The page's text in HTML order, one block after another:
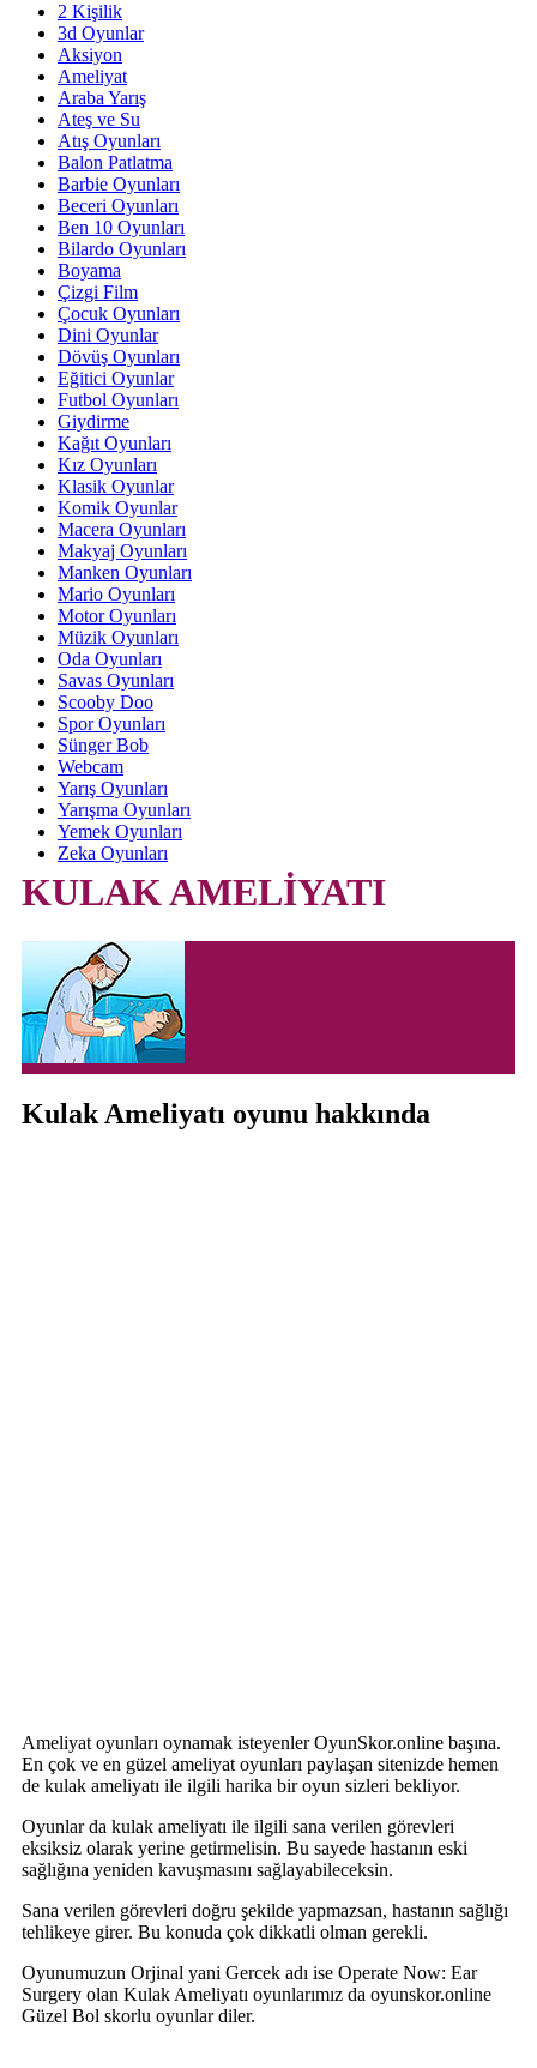
2 Kişilik
3d Oyunlar
Aksiyon
Ameliyat
Araba Yarış
Ateş ve Su
Atış Oyunları
Balon Patlatma
Barbie Oyunları
Beceri Oyunları
Ben 10 Oyunları
Bilardo Oyunları
Boyama
Çizgi Film
Çocuk Oyunları
Dini Oyunlar
Dövüş Oyunları
Eğitici Oyunlar
Futbol Oyunları
Giydirme
Kağıt Oyunları
Kız Oyunları
Klasik Oyunlar
Komik Oyunlar
Macera Oyunları
Makyaj Oyunları
Manken Oyunları
Mario Oyunları
Motor Oyunları
Müzik Oyunları
Oda Oyunları
Savas Oyunları
Scooby Doo
Spor Oyunları
Sünger Bob
Webcam
Yarış Oyunları
Yarışma Oyunları
Yemek Oyunları
Zeka Oyunları
KULAK AMELİYATI
Kulak Ameliyatı oyunu hakkında
Ameliyat oyunları oynamak isteyenler OyunSkor.online başına.
En çok ve en güzel ameliyat oyunları paylaşan sitenizde hemen
de kulak ameliyatı ile ilgili harika bir oyun sizleri bekliyor.
Oyunlar da kulak ameliyatı ile ilgili sana verilen görevleri
eksiksiz olarak yerine getirmelisin. Bu sayede hastanın eski
sağlığına yeniden kavuşmasını sağlayabileceksin.
Sana verilen görevleri doğru şekilde yapmazsan, hastanın sağlığı
tehlikeye girer. Bu konuda çok dikkatli olman gerekli.
Oyunumuzun Orjinal yani Gercek adı ise Operate Now: Ear
Surgery olan Kulak Ameliyatı oyunlarımız da oyunskor.online
Güzel Bol skorlu oyunlar diler.